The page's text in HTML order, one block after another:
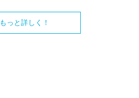
もっと詳しく！